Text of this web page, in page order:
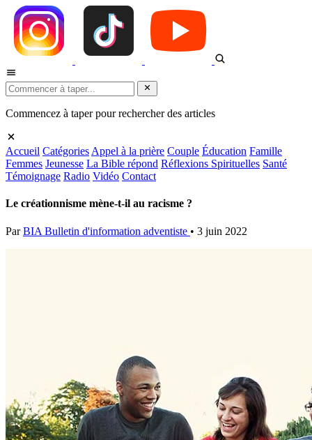
Commencez à taper pour rechercher des articles
Accueil Catégories Appel à la prière Couple Éducation Famille
Femmes Jeunesse La Bible répond Réflexions Spirituelles Santé
Témoignage Radio Vidéo Contact
Le créationnisme mène-t-il au racisme ?
Par BIA Bulletin d'information adventiste • 3 juin 2022